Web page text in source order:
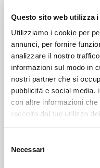
Questo sito web utilizza
Utilizziamo i cookie per
annunci, per fornire
analizzare il nostro
informazioni sul modo in
nostri partner che si
pubblicità e social media,
con altre informazioni
raccolto dal tuo utilizzo
delNecessari
Sondrio